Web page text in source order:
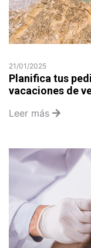
21/01/2025
Planifica tus
vacaciones de
Leer más